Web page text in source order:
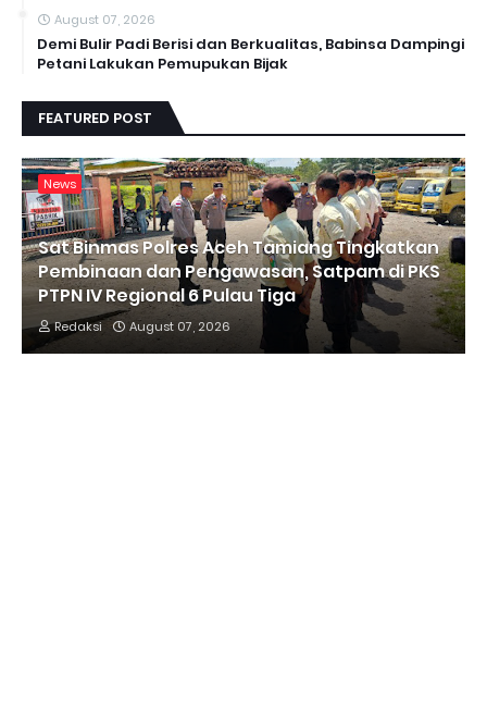
August 07, 2026
Demi Bulir Padi Berisi dan Berkualitas, Babinsa Dampingi
Petani Lakukan Pemupukan Bijak
FEATURED POST
News
Sat Binmas Polres Aceh Tamiang Tingkatkan
Pembinaan dan Pengawasan, Satpam di PKS
PTPN IV Regional 6 Pulau Tiga
Redaksi August 07, 2026